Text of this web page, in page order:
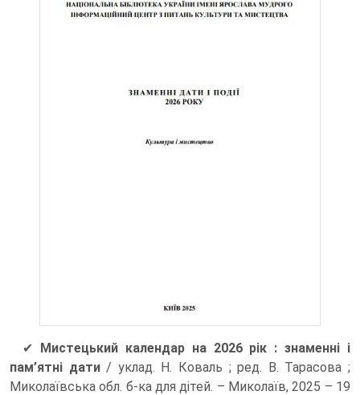
✔ Мистецький календар на 2026 рік : знаменні і
пам’ятні дати/ уклад. Н. Коваль ; ред. В. Тарасова ;
Миколаївська обл. б-ка для дітей. – Миколаїв, 2025 – 19